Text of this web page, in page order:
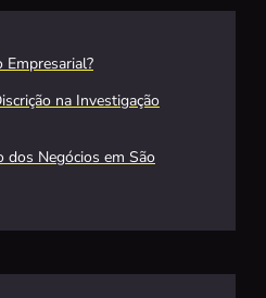
Empresarial?
na Investigação
dos Negócios em São